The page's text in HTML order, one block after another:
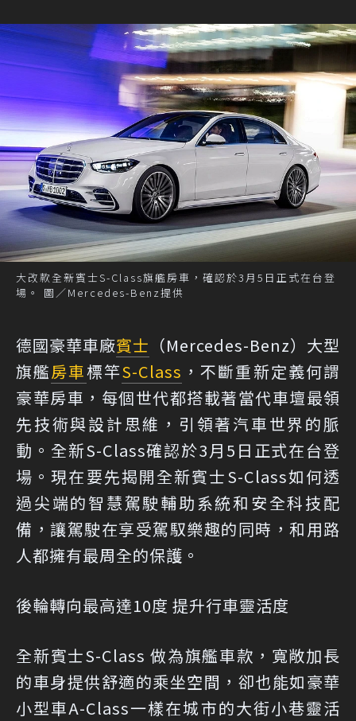
大改款全新賓士S-Class旗艦房車，確認於3月5日正式在台登
場。 圖／Mercedes-Benz提供
德國豪華車廠賓士 （Mercedes-Benz）大型
旗艦房車標竿S-Class ，不斷重新定義何謂
豪華房車，每個世代都搭載著當代車壇最領
先技術與設計思維，引領著汽車世界的脈
動。全新S-Class確認於3月5日正式在台登
場。現在要先揭開全新賓士S-Class如何透
過尖端的智慧駕駛輔助系統和安全科技配
備，讓駕駛在享受駕馭樂趣的同時，和用路
人都擁有最周全的保護。
後輪轉向最高達10度 提升行車靈活度
全新賓士S-Class 做為旗艦車款，寬敞加長
的車身提供舒適的乘坐空間，卻也能如豪華
小型車A-Class一樣在城市的大街小巷靈活